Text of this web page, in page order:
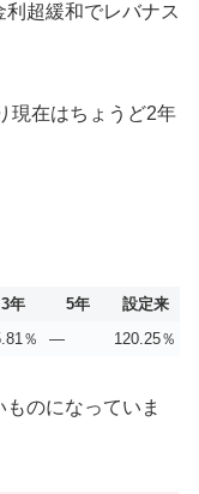
超緩和でレバナス
現在はちょうど2年
3年 5年
設定来
％ — 120.25％
のになっていま